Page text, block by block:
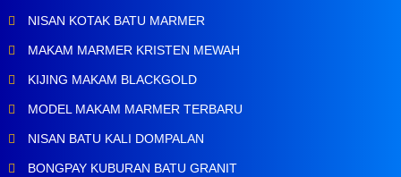
NISAN KOTAK BATU MARMER
MAKAM MARMER KRISTEN MEWAH
KIJING MAKAM BLACKGOLD
MODEL MAKAM MARMER TERBARU
NISAN BATU KALI DOMPALAN
BONGPAY KUBURAN BATU GRANIT